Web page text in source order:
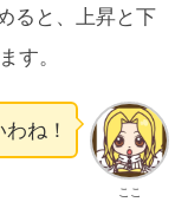
ると、上昇と下
す。
ここ
ね！